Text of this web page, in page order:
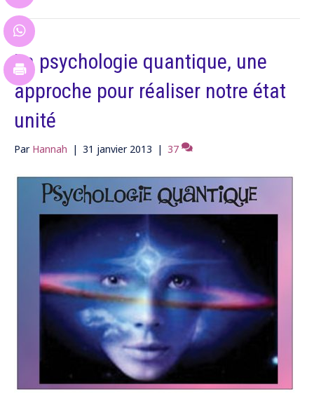
La psychologie quantique, une
approche pour réaliser notre état
unité
Par Hannah | 31 janvier 2013 | 37